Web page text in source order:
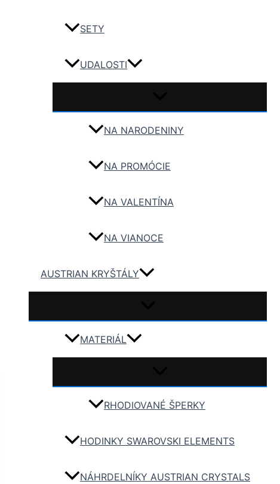
SETY
UDALOSTI
NA NARODENINY
NA PROMÓCIE
NA VALENTÍNA
NA VIANOCE
AUSTRIAN KRYŠTÁLY
MATERIÁL
RHODIOVANÉ ŠPERKY
HODINKY SWAROVSKI ELEMENTS
NÁHRDELNÍKY AUSTRIAN CRYSTALS